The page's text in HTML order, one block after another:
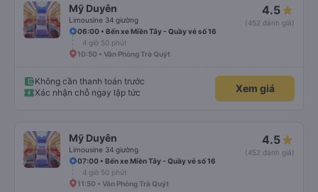
Mỹ Duyên
Limousine 34 giường
4.5
(452 đánh giá)
06:00 • Bến xe Miền Tây - Quầy vé số 16
4 giờ 50 phút
10:50 • Văn Phòng Trà Quýt
Không cần thanh toán trước
Xác nhận chỗ ngay lập tức
Xem giá
Mỹ Duyên
Limousine 34 giường
4.5
(452 đánh giá)
07:00 • Bến xe Miền Tây - Quầy vé số 16
4 giờ 50 phút
11:50 • Văn Phòng Trà Quýt